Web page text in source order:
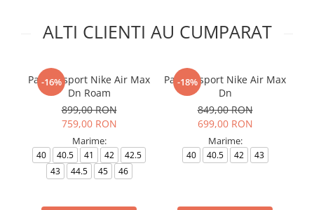
ALTI CLIENTI AU CUMPARAT
-16%
Pantofi sport Nike Air Max
Dn Roam
899,00 RON
759,00 RON
Marime:
40 40.5 41 42
42.5
43
44.5 45 46
-18%
Pantofi sport Nike Air Max
Dn
849,00 RON
699,00 RON
Marime:
40 40.5 42 43